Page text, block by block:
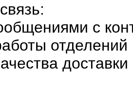
с
отделений